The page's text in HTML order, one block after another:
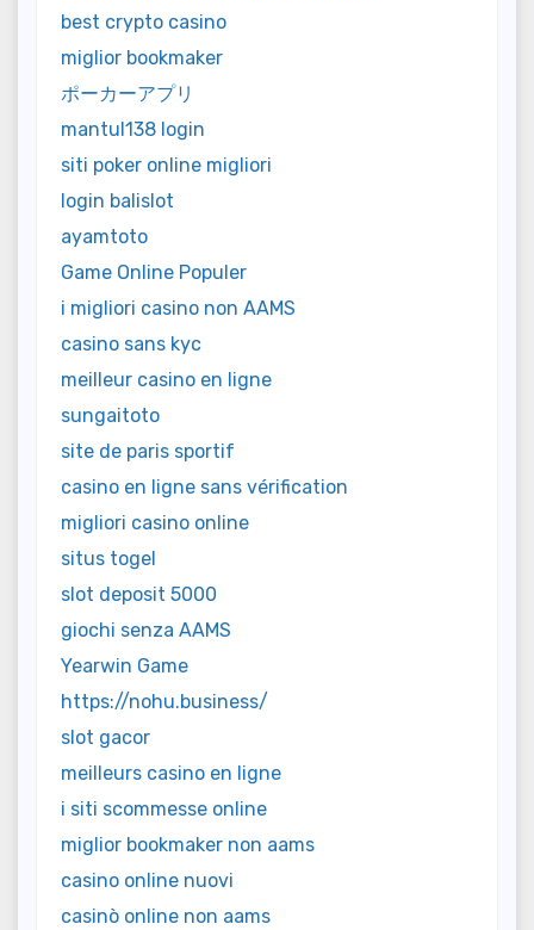
best crypto casino
miglior bookmaker
ポーカーアプリ
mantul138 login
siti poker online migliori
login balislot
ayamtoto
Game Online Populer
i migliori casino non AAMS
casino sans kyc
meilleur casino en ligne
sungaitoto
site de paris sportif
casino en ligne sans vérification
migliori casino online
situs togel
slot deposit 5000
giochi senza AAMS
Yearwin Game
https://nohu.business/
slot gacor
meilleurs casino en ligne
i siti scommesse online
miglior bookmaker non aams
casino online nuovi
casinò online non aams